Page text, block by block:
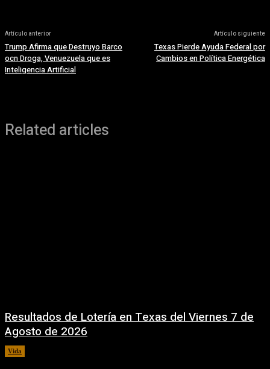
Artículo anterior
Trump Afirma que Destruyo Barco
ocn Droga, Venuezuela que es
Inteligencia Artificial
Artículo siguiente
Texas Pierde Ayuda Federal por
Cambios en Política Energética
Related articles
Resultados de Lotería en Texas del Viernes 7 de
Agosto de 2026
Vida